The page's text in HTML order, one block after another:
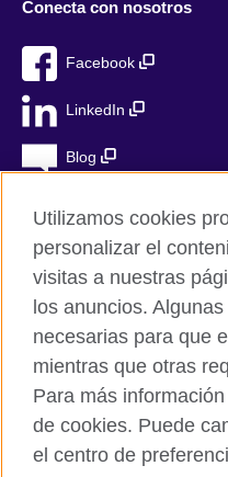
Conecta con nosotros
Facebook
LinkedIn
Blog
British Council Global
Privacidad
Aviso Legal
Cookies
Mapa del sitio
© 2026 British Council
Utilizamos cookies
personalizar el
visitas a nuestras
los anuncios.
necesarias para que
mientras que otras
Para más
de cookies. Puede
el centro de